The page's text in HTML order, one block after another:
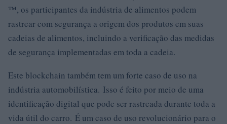
™, os participantes da indústria de alimentos podem
rastrear com segurança a origem dos produtos em suas
cadeias de alimentos, incluindo a verificação das medidas
de segurança implementadas em toda a cadeia.
Este blockchain também tem um forte caso de uso na
indústria automobilística. Isso é feito por meio de uma
identificação digital que pode ser rastreada durante toda a
vida útil do carro. É um caso de uso revolucionário para o